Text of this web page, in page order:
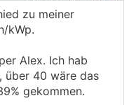
zu meiner
kWp.
Alex. Ich hab
über 40 wäre das
gekommen.